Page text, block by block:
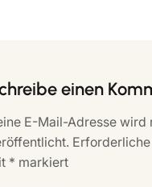
einen
E-Mail-Adresse wird
* markiert